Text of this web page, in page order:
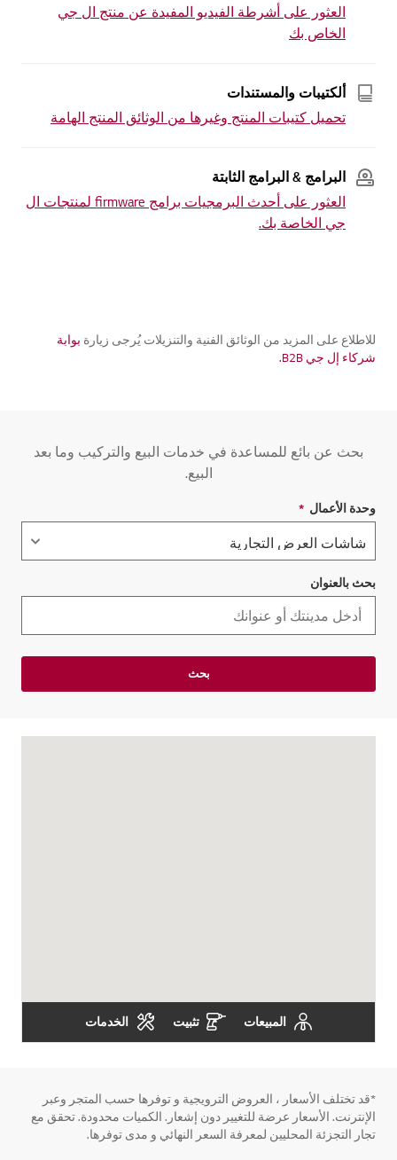
العثور على أشرطة الفيديو المفيدة عن منتج ال جي
الخاص بك
ألكتيبات والمستندات
تحميل كتيبات المنتج وغيرها من الوثائق المنتج الهامة
البرامج & البرامج الثابتة
العثور على أحدث البرمجيات برامج firmware لمنتجات ال
جي الخاصة بك.
للاطلاع على المزيد من الوثائق الفنية والتنزيلات يُرجى زيارة بوابة
شركاء إل جي B2B.
بحث عن بائع للمساعدة في خدمات البيع والتركيب وما بعد
البيع.
وحدة الأعمال *
بحث بالعنوان
بحث
المبيعات تثبيت الخدمات
*قد تختلف الأسعار ، العروض الترويجية و توفرها حسب المتجر وعبر
الإنترنت. الأسعار عرضة للتغيير دون إشعار. الكميات محدودة. تحقق مع
تجار التجزئة المحليين لمعرفة السعر النهائي و مدى توفرها.